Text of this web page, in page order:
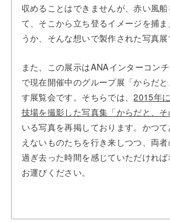
収めることはできませんが、赤い風
て、そこから立ち登るイメージを捕
うか、そんな想いで製作された写真展
また、この展示はANAインターコン
で現在開催中のグループ展「からだ
す展覧会です。そちらでは、2015年
技場を撮影した写真集「からだと、そ
いる写真を再掲しております。かつ
えないものたちを行き来しつつ、両
過ぎ去った時間を感じていただけれ
お運びください。